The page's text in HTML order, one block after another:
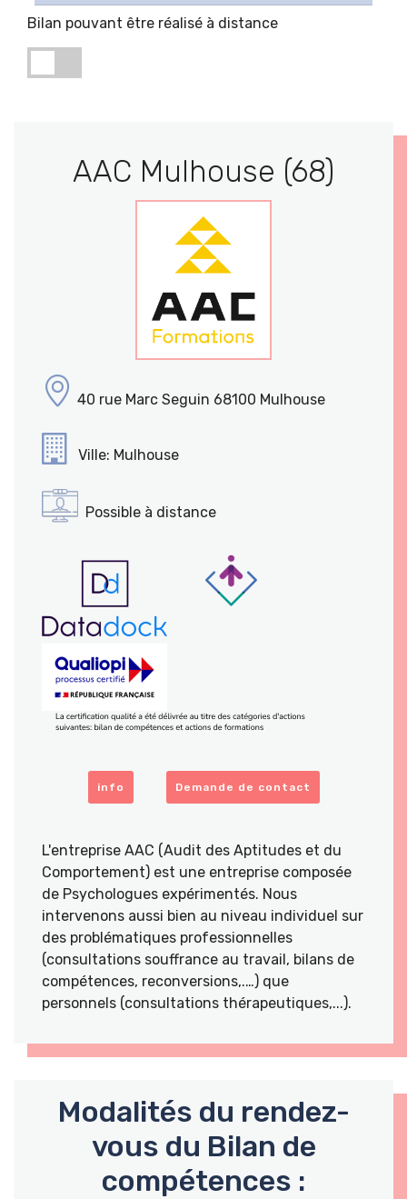
Bilan pouvant être réalisé à distance
AAC Mulhouse (68)
40 rue Marc Seguin 68100 Mulhouse
Ville: Mulhouse
Possible à distance
info Demande de contact
L'entreprise AAC (Audit des Aptitudes et du
Comportement) est une entreprise composée
de Psychologues expérimentés. Nous
intervenons aussi bien au niveau individuel sur
des problématiques professionnelles
(consultations souffrance au travail, bilans de
compétences, reconversions,.…) que
personnels (consultations thérapeutiques,...).
Modalités du rendez-
vous du Bilan de
compétences :